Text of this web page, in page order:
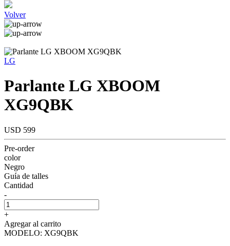
Volver
LG
Parlante LG XBOOM
XG9QBK
USD 599
Pre-order
color
Negro
Guía de talles
Cantidad
-
+
Agregar al carrito
MODELO: XG9QBK